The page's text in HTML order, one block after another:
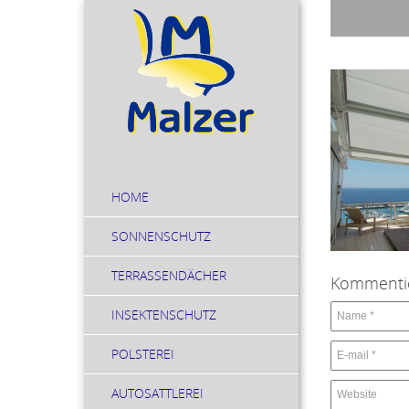
HOME
SONNENSCHUTZ
TERRASSENDÄCHER
INSEKTENSCHUTZ
POLSTEREI
AUTOSATTLEREI